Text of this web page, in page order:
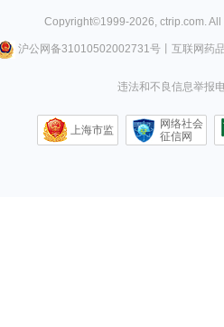
Copyright©1999-2026, ctrip.com.
沪公网备31010502002731号丨 互联网药
违法和不良信息举报
上海市监
网络社会
征信网